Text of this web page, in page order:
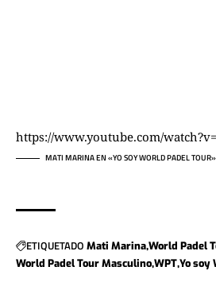
https://www.youtube.com/
MATI MARINA EN «YO SOY WORLD PADEL TOUR»
ETIQUETADO Mati MarinaWorld Padel
World Padel Tour MasculinoWPTYo soy